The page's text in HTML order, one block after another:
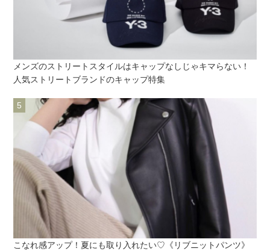
メンズのストリートスタイルはキャップなしじゃキマらない！
人気ストリートブランドのキャップ特集
こなれ感アップ！夏にも取り入れたい♡《リブニットパンツ》